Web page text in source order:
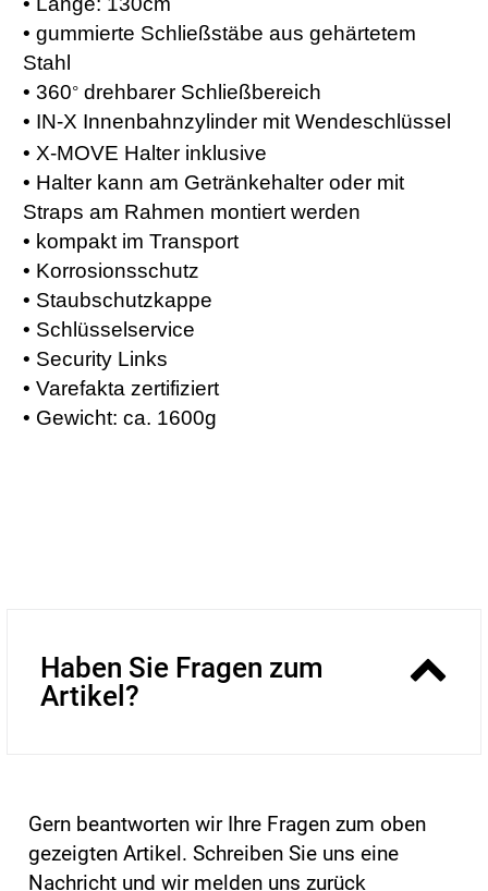
• gummierte Schließstäbe aus gehärtetem
Stahl
• 360° drehbarer Schließbereich
• IN-X Innenbahnzylinder mit Wendeschlüssel
• X-MOVE Halter inklusive
• Halter kann am Getränkehalter oder mit
Straps am Rahmen montiert werden
• kompakt im Transport
• Korrosionsschutz
• Staubschutzkappe
• Schlüsselservice
• Security Links
• Varefakta zertifiziert
• Gewicht: ca. 1600g
Haben Sie Fragen zum
Artikel?
Gern beantworten wir Ihre Fragen zum oben
gezeigten Artikel. Schreiben Sie uns eine
Nachricht und wir melden uns zurück